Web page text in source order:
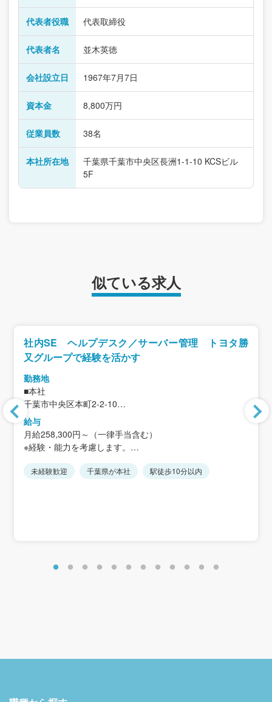
代表者役職 代表取締役
代表者名 並木英徳
会社設立日 1967年7月7日
資本金 8,800万円
従業員数 38名
本社所在地
千葉県千葉市中央区長洲1-1-10 KCSビル
5F
似ている求人
社内SE ヘルプデスク／サーバー管理 トヨタ勝
又グループで経験を活かす
勤務地
■本社
千葉市中央区本町2-2-10
＜アクセス＞
京成電鉄線「千葉中央駅」より徒歩10分
給与
月給258,300円～（一律手当含む）
※経験・能力を考慮します。
ります。
未経験歓迎 千葉県が本社 駅徒歩10分以内